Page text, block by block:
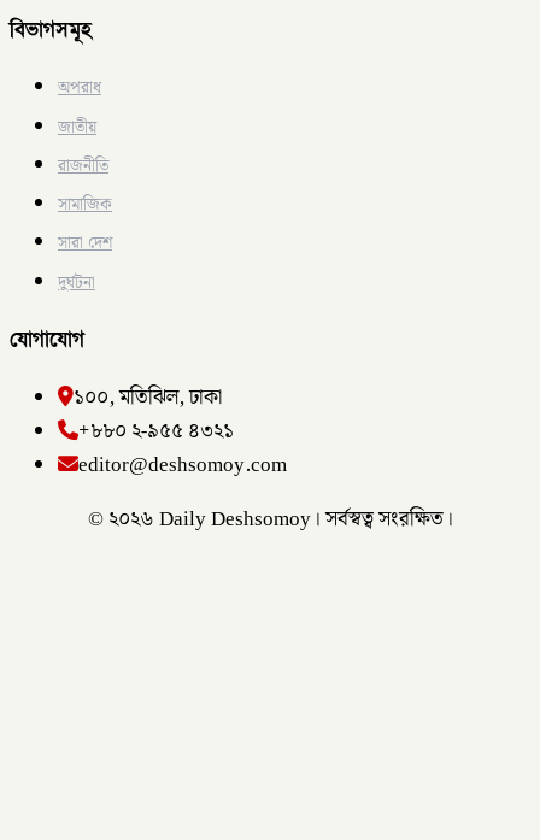
বিভাগসমূহ
অপরাধ
জাতীয়
রাজনীতি
সামাজিক
সারা দেশ
দুর্ঘটনা
যোগাযোগ
১০০, মতিঝিল, ঢাকা
+৮৮০ ২-৯৫৫ ৪৩২১
editor@deshsomoy.com
© ২০২৬ Daily Deshsomoy। সর্বস্বত্ব সংরক্ষিত।